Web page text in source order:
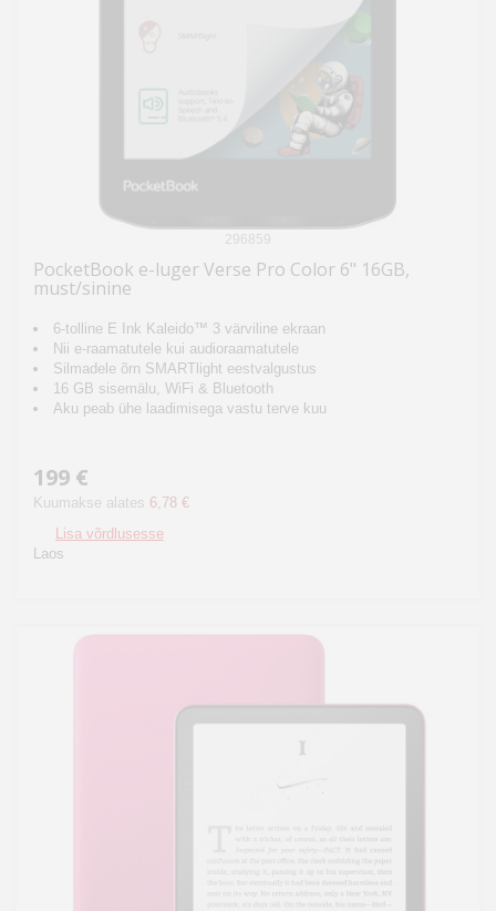
296859
PocketBook e-luger Verse Pro Color 6" 16GB,
must/sinine
6-tolline E Ink Kaleido™ 3 värviline ekraan
Nii e-raamatutele kui audioraamatutele
Silmadele õrn SMARTlight eestvalgustus
16 GB sisemälu, WiFi & Bluetooth
Aku peab ühe laadimisega vastu terve kuu
199 €
Kuumakse alates 6,78 €
Lisa võrdlusesse
Laos